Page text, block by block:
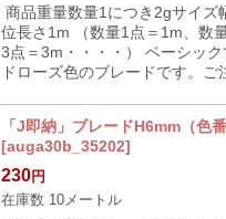
商品重量数量1につき2gサイズ
位長さ1m （数量1点＝1m、数
3点＝3m・・・・） ベーシッ
ドローズ色のブレードです。ご
「J即納」ブレードH6mm（色
[auga30b_35202]
230円
在庫数 10メートル